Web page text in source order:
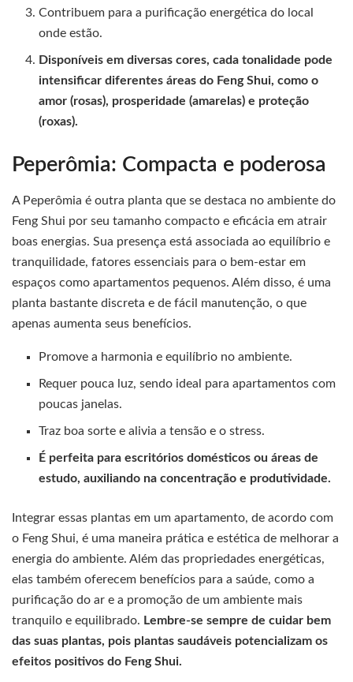
Contribuem para a purificação energética do local
onde estão.
Disponíveis em diversas cores, cada tonalidade pode
intensificar diferentes áreas do Feng Shui, como o
amor (rosas), prosperidade (amarelas) e proteção
(roxas).
Peperômia: Compacta e poderosa
A Peperômia é outra planta que se destaca no ambiente do
Feng Shui por seu tamanho compacto e eficácia em atrair
boas energias. Sua presença está associada ao equilíbrio e
tranquilidade, fatores essenciais para o bem-estar em
espaços como apartamentos pequenos. Além disso, é uma
planta bastante discreta e de fácil manutenção, o que
apenas aumenta seus benefícios.
Promove a harmonia e equilíbrio no ambiente.
Requer pouca luz, sendo ideal para apartamentos com
poucas janelas.
Traz boa sorte e alivia a tensão e o stress.
É perfeita para escritórios domésticos ou áreas de
estudo, auxiliando na concentração e produtividade.
Integrar essas plantas em um apartamento, de acordo com
o Feng Shui, é uma maneira prática e estética de melhorar a
energia do ambiente. Além das propriedades energéticas,
elas também oferecem benefícios para a saúde, como a
purificação do ar e a promoção de um ambiente mais
tranquilo e equilibrado. Lembre-se sempre de cuidar bem
das suas plantas, pois plantas saudáveis potencializam os
efeitos positivos do Feng Shui.